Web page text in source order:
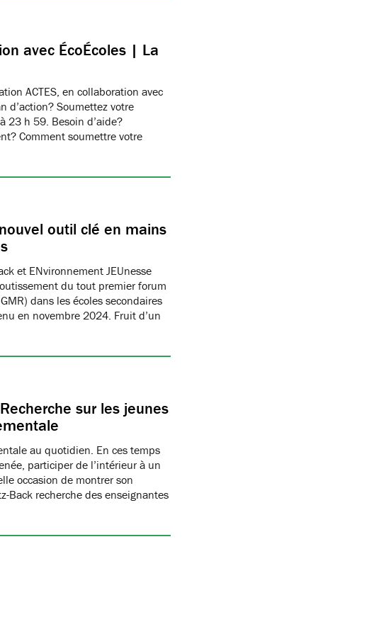
avec ÉcoÉcoles | La
ACTES, en collaboration avec
d’action? Soumettez votre
23 h 59. Besoin d’aide?
Comment soumettre votre
outil clé en mains
et ENvironnement JEUnesse
du tout premier forum
dans les écoles secondaires
en novembre 2024. Fruit d’un
sur les jeunes
au quotidien. En ces temps
participer de l’intérieur à un
occasion de montrer son
Back recherche des enseignantes